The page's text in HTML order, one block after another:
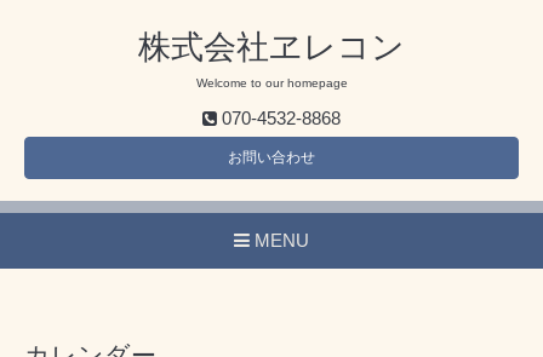
株式会社ヱレコン
Welcome to our homepage
070-4532-8868
お問い合わせ
MENU